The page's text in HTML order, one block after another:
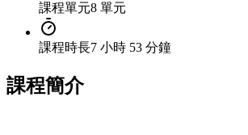
課程單元8 單元
課程時長7 小時 53 分鐘
課程簡介